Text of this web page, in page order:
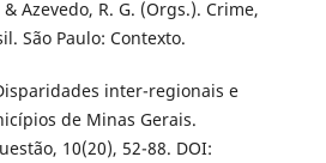
& Azevedo, R. G. (Orgs.). Crime,
São Paulo: Contexto.
inter-regionais e
de Minas Gerais.
10(20), 52-88. DOI: